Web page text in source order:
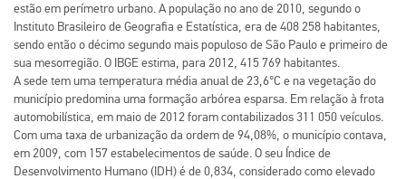
estão em perímetro urbano. A população no ano de 2010, segundo o
Instituto Brasileiro de Geografia e Estatística, era de 408 258 habitantes,
sendo então o décimo segundo mais populoso de São Paulo e primeiro de
sua mesorregião. O IBGE estima, para 2012, 415 769 habitantes.
A sede tem uma temperatura média anual de 23,6°C e na vegetação do
município predomina uma formação arbórea esparsa. Em relação à frota
automobilística, em maio de 2012 foram contabilizados 311 050 veículos.
Com uma taxa de urbanização da ordem de 94,08%, o município contava,
em 2009, com 157 estabelecimentos de saúde. O seu Índice de
Desenvolvimento Humano (IDH) é de 0,834, considerado como elevado